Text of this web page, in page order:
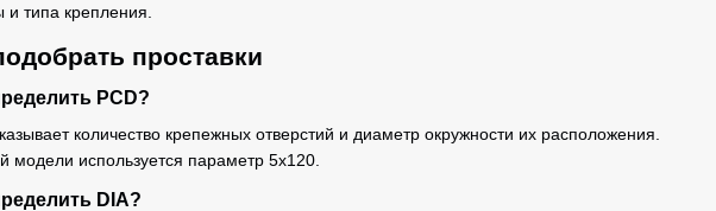
и типа крепления.
проставки
PCD?
количество крепежных отверстий и диаметр окружности их расположения.
модели используется параметр 5x120.
DIA?